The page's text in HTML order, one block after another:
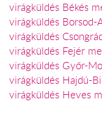
virágküldés Békés
virágküldés Borsod-
virágküldés
virágküldés Fejér
virágküldés Győr-
virágküldés Hajdú-
virágküldés Heves